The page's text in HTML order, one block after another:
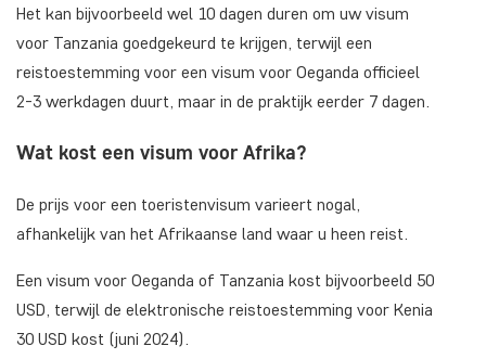
Het kan bijvoorbeeld wel 10 dagen duren om uw visum
voor Tanzania goedgekeurd te krijgen, terwijl een
reistoestemming voor een visum voor Oeganda officieel
2-3 werkdagen duurt, maar in de praktijk eerder 7 dagen.
Wat kost een visum voor Afrika?
De prijs voor een toeristenvisum varieert nogal,
afhankelijk van het Afrikaanse land waar u heen reist.
Een visum voor Oeganda of Tanzania kost bijvoorbeeld 50
USD, terwijl de elektronische reistoestemming voor Kenia
30 USD kost (juni 2024).